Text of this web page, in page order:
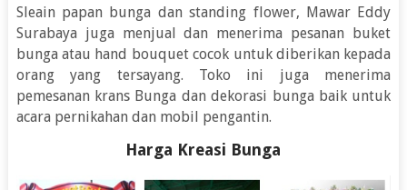
Sleain papan bunga dan standing flower, Mawar Eddy
Surabaya juga menjual dan menerima pesanan buket
bunga atau hand bouquet cocok untuk diberikan kepada
orang yang tersayang. Toko ini juga menerima
pemesanan krans Bunga dan dekorasi bunga baik untuk
acara pernikahan dan mobil pengantin.
Harga Kreasi Bunga